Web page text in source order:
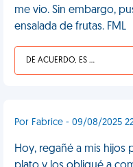
me vio. Sin embargo,
ensalada de frutas. FML
DE ACUERDO, ES UNA VIDA HP
Por Fabrice - 09/08/2025
Hoy, regañé a mis hijos